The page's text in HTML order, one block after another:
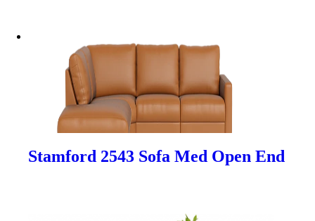
Stamford 2543 Sofa Med Open End